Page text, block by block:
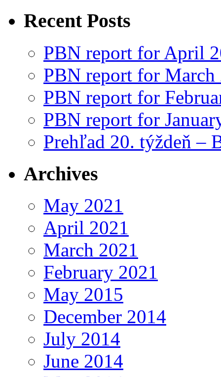
Recent Posts
PBN report for April
PBN report for March
PBN report for
PBN report for
Prehľad 20. týždeň –
Archives
May 2021
April 2021
March 2021
February 2021
May 2015
December 2014
July 2014
June 2014